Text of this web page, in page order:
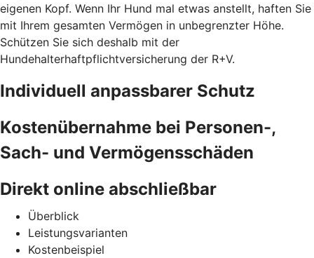
eigenen Kopf. Wenn Ihr Hund mal etwas anstellt, haften Sie
mit Ihrem gesamten Vermögen in unbegrenzter Höhe.
Schützen Sie sich deshalb mit der
Hundehalterhaftpflichtversicherung der R+V.
Individuell anpassbarer Schutz
Kostenübernahme bei Personen-,
Sach- und Vermögensschäden
Direkt online abschließbar
Überblick
Leistungsvarianten
Kostenbeispiel